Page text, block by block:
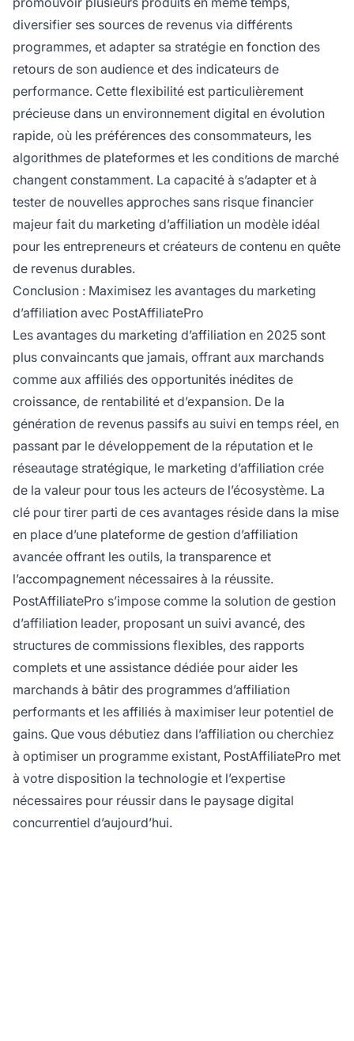
diversifier ses sources de revenus via différents
programmes, et adapter sa stratégie en fonction des
retours de son audience et des indicateurs de
performance. Cette flexibilité est particulièrement
précieuse dans un environnement digital en évolution
rapide, où les préférences des consommateurs, les
algorithmes de plateformes et les conditions de marché
changent constamment. La capacité à s’adapter et à
tester de nouvelles approches sans risque financier
majeur fait du marketing d’affiliation un modèle idéal
pour les entrepreneurs et créateurs de contenu en quête
de revenus durables.
Conclusion : Maximisez les avantages du marketing
d’affiliation avec PostAffiliatePro
Les avantages du marketing d’affiliation en 2025 sont
plus convaincants que jamais, offrant aux marchands
comme aux affiliés des opportunités inédites de
croissance, de rentabilité et d’expansion. De la
génération de revenus passifs au suivi en temps réel, en
passant par le développement de la réputation et le
réseautage stratégique, le marketing d’affiliation crée
de la valeur pour tous les acteurs de l’écosystème. La
clé pour tirer parti de ces avantages réside dans la mise
en place d’une plateforme de gestion d’affiliation
avancée offrant les outils, la transparence et
l’accompagnement nécessaires à la réussite.
PostAffiliatePro s’impose comme la solution de gestion
d’affiliation leader, proposant un suivi avancé, des
structures de commissions flexibles, des rapports
complets et une assistance dédiée pour aider les
marchands à bâtir des programmes d’affiliation
performants et les affiliés à maximiser leur potentiel de
gains. Que vous débutiez dans l’affiliation ou cherchiez
à optimiser un programme existant, PostAffiliatePro met
à votre disposition la technologie et l’expertise
nécessaires pour réussir dans le paysage digital
concurrentiel d’aujourd’hui.